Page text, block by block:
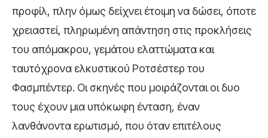
προφίλ, πλην όμως δείχνει έτοιμη να δώσει, όποτε
χρειαστεί, πληρωμένη απάντηση στις προκλήσεις
του απόμακρου, γεμάτου ελαττώματα και
ταυτόχρονα ελκυστικού Ροτσέστερ του
Φασμπέντερ. Οι σκηνές που μοιράζονται οι δυο
τους έχουν μια υπόκωφη ένταση, έναν
λανθάνοντα ερωτισμό, που όταν επιτέλους